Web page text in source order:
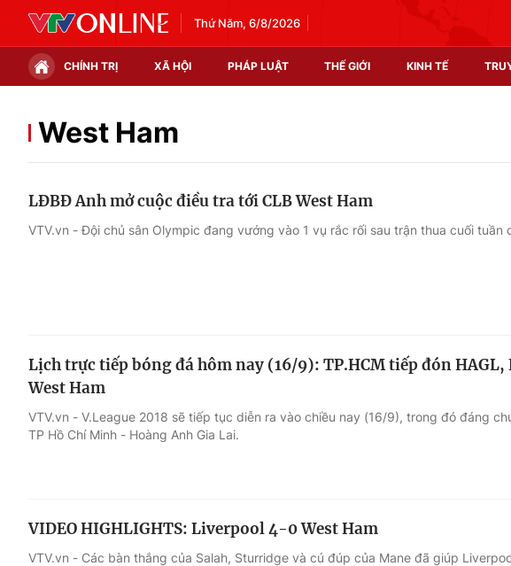
Thứ Năm, 6/8/2026
CHÍNH TRỊ XÃ HỘI PHÁP LUẬT THẾ GIỚI KINH TẾ
Chính trị
Âm nhạc
Du lịch
Làm đẹp
Học
West Ham
LĐBĐ Anh mở cuộc điều tra tới CLB West Ham
VTV.vn - Đội chủ sân Olympic đang vướng vào 1 vụ rắc rối sau trận thua cuối tuần
Lịch trực tiếp bóng đá hôm nay (16/9): TP.HCM tiếp đón
West Ham
VTV.vn - V.League 2018 sẽ tiếp tục diễn ra vào chiều nay (16/9), trong đó đáng
TP Hồ Chí Minh - Hoàng Anh Gia Lai.
VIDEO HIGHLIGHTS: Liverpool 4-0 West Ham
VTV.vn - Các bàn thắng của Salah, Sturridge và cú đúp của Mane đã giúp